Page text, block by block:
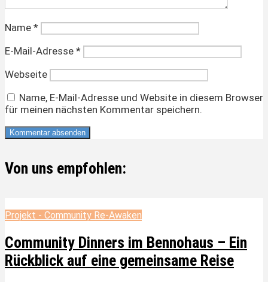
Name *
E-Mail-Adresse *
Webseite
Name, E-Mail-Adresse und Website in diesem Browser
für meinen nächsten Kommentar speichern.
Von uns empfohlen:
Projekt - Community Re-Awaken
Community Dinners im Bennohaus – Ein
Rückblick auf eine gemeinsame Reise